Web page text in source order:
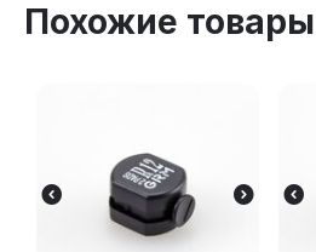
Похожие товары